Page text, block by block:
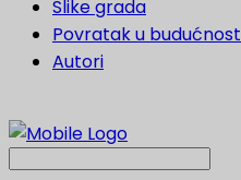
Slike grada
Povratak u budućnost
Autori